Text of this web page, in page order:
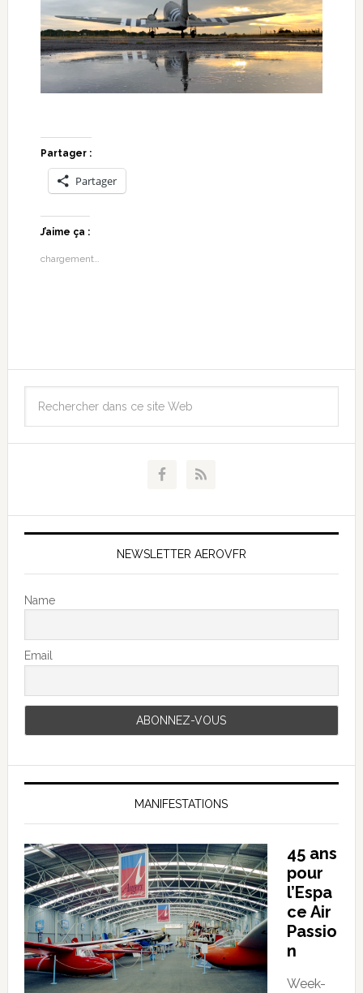
Partager :
Partager
J’aime ça :
chargement…
NEWSLETTER AEROVFR
Name
Email
MANIFESTATIONS
45 ans
pour
l’Espa
ce Air
Passio
n
Week-